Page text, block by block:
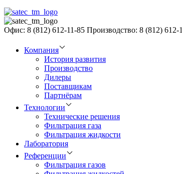
Офис: 8 (812) 612-11-85 Производство: 8 (812) 612-
Компания
История развития
Производство
Дилеры
Поставщикам
Партнёрам
Технологии
Технические решения
Фильтрация газа
Фильтрация жидкости
Лаборатория
Референции
Фильтрация газов